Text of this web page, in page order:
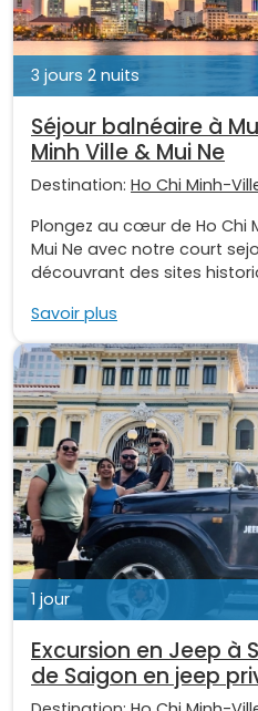
3 jours 2 nuits
Séjour balnéaire à
Minh Ville & Mui Ne
Destination: Ho Chi Minh-
Plongez au cœur de Ho Chi
Mui Ne avec notre court
découvrant des sites
Savoir plus
1 jour
Excursion en Jeep à
de Saigon en jeep